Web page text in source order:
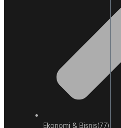
Ekonomi & Bisnis(77)